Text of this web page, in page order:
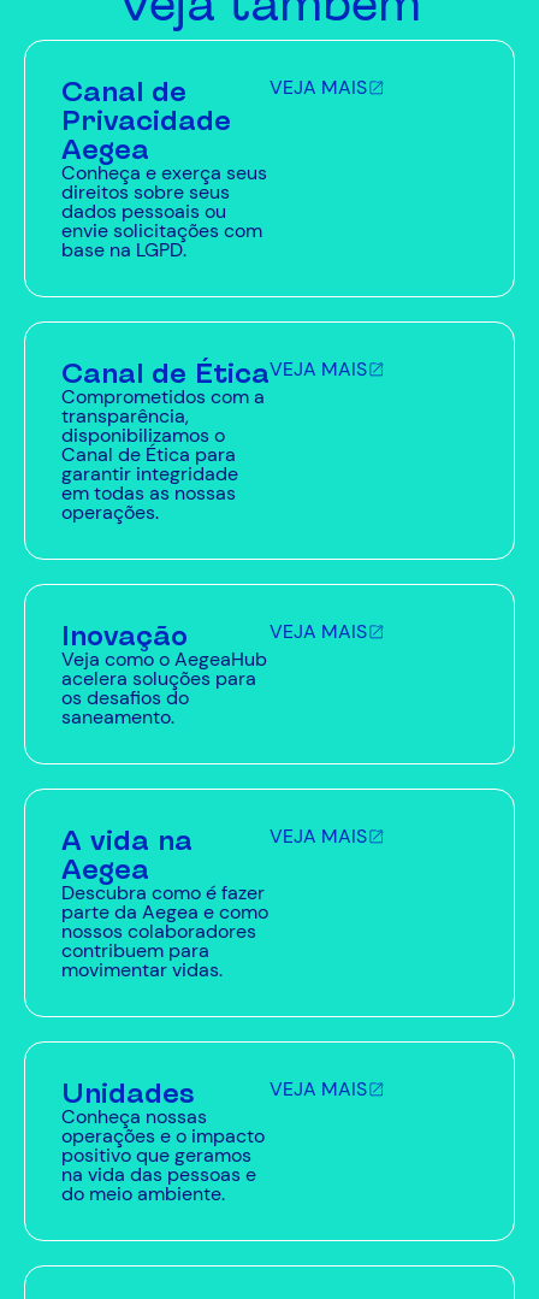
Canal de
Privacidade
Aegea
Conheça e exerça seus
direitos sobre seus
dados pessoais ou
envie solicitações com
base na LGPD.
VEJA MAIS
Canal de Ética
Comprometidos com a
transparência,
disponibilizamos o
Canal de Ética para
garantir integridade
em todas as nossas
operações.
VEJA MAIS
Inovação
Veja como o AegeaHub
acelera soluções para
os desafios do
saneamento.
VEJA MAIS
A vida na
Aegea
Descubra como é fazer
parte da Aegea e como
nossos colaboradores
contribuem para
movimentar vidas.
VEJA MAIS
Unidades
Conheça nossas
operações e o impacto
positivo que geramos
na vida das pessoas e
do meio ambiente.
VEJA MAIS